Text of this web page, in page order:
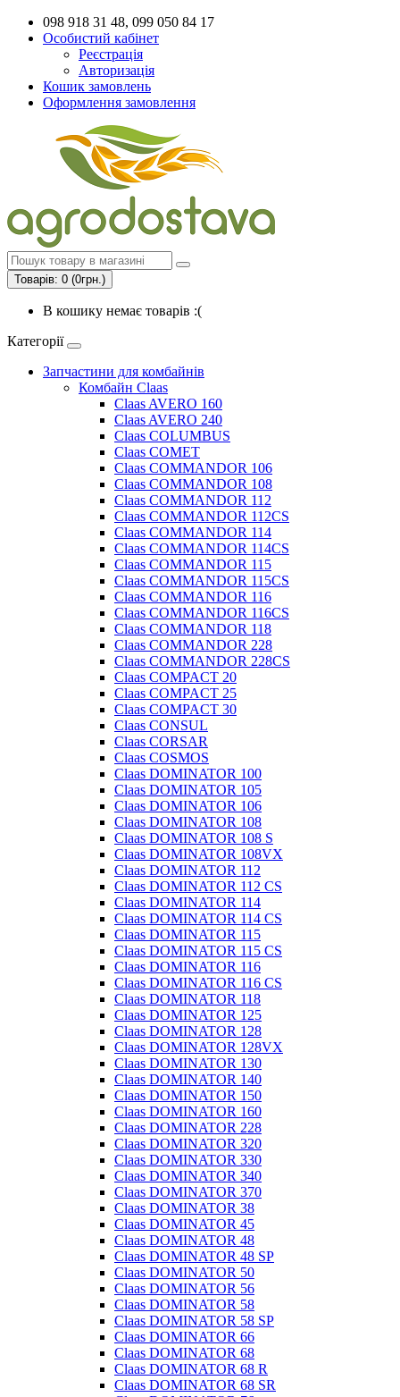
098 918 31 48, 099 050 84 17
Особистий кабінет
Реєстрація
Авторизація
Кошик замовлень
Оформлення замовлення
Товарів: 0 (0грн.)
В кошику немає товарів :(
Категорії
Запчастини для комбайнів
Комбайн Claas
Claas AVERO 160
Claas AVERO 240
Claas COLUMBUS
Claas COMET
Claas COMMANDOR 106
Claas COMMANDOR 108
Claas COMMANDOR 112
Claas COMMANDOR 112CS
Claas COMMANDOR 114
Claas COMMANDOR 114CS
Claas COMMANDOR 115
Claas COMMANDOR 115CS
Claas COMMANDOR 116
Claas COMMANDOR 116CS
Claas COMMANDOR 118
Claas COMMANDOR 228
Claas COMMANDOR 228CS
Claas COMPACT 20
Claas COMPACT 25
Claas COMPACT 30
Claas CONSUL
Claas CORSAR
Claas COSMOS
Claas DOMINATOR 100
Claas DOMINATOR 105
Claas DOMINATOR 106
Claas DOMINATOR 108
Claas DOMINATOR 108 S
Claas DOMINATOR 108VX
Claas DOMINATOR 112
Claas DOMINATOR 112 CS
Claas DOMINATOR 114
Claas DOMINATOR 114 CS
Claas DOMINATOR 115
Claas DOMINATOR 115 CS
Claas DOMINATOR 116
Claas DOMINATOR 116 CS
Claas DOMINATOR 118
Claas DOMINATOR 125
Claas DOMINATOR 128
Claas DOMINATOR 128VX
Claas DOMINATOR 130
Claas DOMINATOR 140
Claas DOMINATOR 150
Claas DOMINATOR 160
Claas DOMINATOR 228
Claas DOMINATOR 320
Claas DOMINATOR 330
Claas DOMINATOR 340
Claas DOMINATOR 370
Claas DOMINATOR 38
Claas DOMINATOR 45
Claas DOMINATOR 48
Claas DOMINATOR 48 SP
Claas DOMINATOR 50
Claas DOMINATOR 56
Claas DOMINATOR 58
Claas DOMINATOR 58 SP
Claas DOMINATOR 66
Claas DOMINATOR 68
Claas DOMINATOR 68 R
Claas DOMINATOR 68 SR